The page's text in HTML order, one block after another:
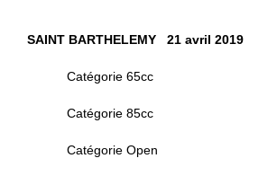
SAINT BARTHELEMY 21 avril 2019
Catégorie 65cc
Catégorie 85cc
Catégorie Open